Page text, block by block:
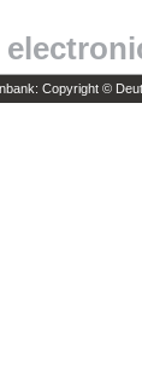
Copyright ©